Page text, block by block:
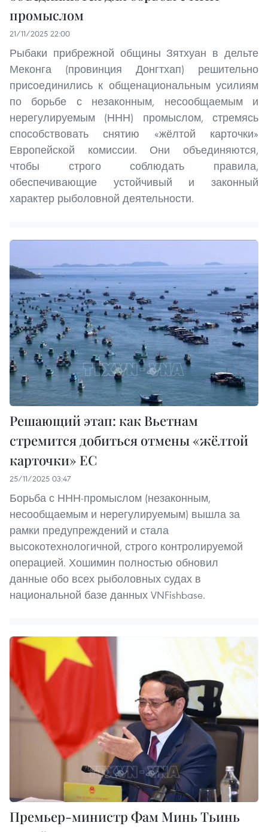
промыслом
21/11/2025 22:00
Рыбаки прибрежной общины Зятхуан в дельте
Меконга (провинция Донгтхап) решительно
присоединились к общенациональным усилиям
по борьбе с незаконным, несообщаемым и
нерегулируемым (ННН) промыслом, стремясь
способствовать снятию «жёлтой карточки»
Европейской комиссии. Они объединяются,
чтобы строго соблюдать правила,
обеспечивающие устойчивый и законный
характер рыболовной деятельности.
Решающий этап: как Вьетнам
стремится добиться отмены «жёлтой
карточки» ЕС
25/11/2025 03:47
Борьба с ННН-промыслом (незаконным,
несообщаемым и нерегулируемым) вышла за
рамки предупреждений и стала
высокотехнологичной, строго контролируемой
операцией. Хошимин полностью обновил
данные обо всех рыболовных судах в
национальной базе данных VNFishbase.
Премьер-министр Фам Минь Тьинь